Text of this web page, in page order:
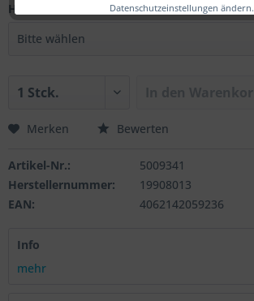
Datenschutzeinstellungen ändern.
Herst.:
Merken Bewerten
Artikel-Nr.:
5009341
Herstellernummer:
19908013
EAN:
4062142059236
Info
mehr